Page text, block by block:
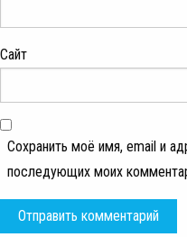
Сайт
Сохранить моё имя, email и
последующих моих